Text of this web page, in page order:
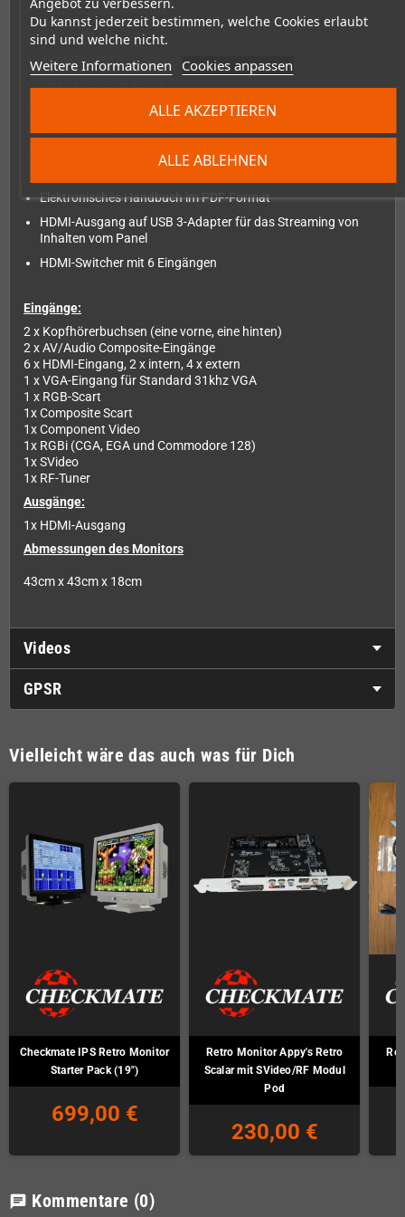
Du kannst jederzeit bestimmen, welche Cookies erlaubt
sind und welche nicht.
Weitere Informationen Cookies anpassen
ALLE ABLEHNEN
ALLE AKZEPTIEREN
4" Stereo-Lautsprecher
Netzgerät
XRI-Backplane
Fernbedienung-Ersatz-Frontpanels
OLED-Frontpanel mit Jog-Dial (wird derzeit von der Scalar-
Elektronisches Handbuch im PDF-Format
HDMI-Ausgang auf USB 3-Adapter für das Streaming von
Inhalten vom Panel
HDMI-Switcher mit 6 Eingängen
Eingänge:
2 x Kopfhörerbuchsen (eine vorne, eine hinten)
2 x AV/Audio Composite-Eingänge
6 x HDMI-Eingang, 2 x intern, 4 x extern
1 x VGA-Eingang für Standard 31khz VGA
1 x RGB-Scart
1x Composite Scart
1x Component Video
1x RGBi (CGA, EGA und Commodore 128)
1x SVideo
1x RF-Tuner
Ausgänge:
1x HDMI-Ausgang
Abmessungen des Monitors
43cm x 43cm x 18cm
Videos
GPSR
Vielleicht wäre das auch was für Dich
Checkmate IPS Retro Monitor
Starter Pack (19")
699,00 €
Retro Monitor Appy's Retro
Scalar mit SVideo/RF Modul
Pod
230,00 €
chat Kommentare (0)